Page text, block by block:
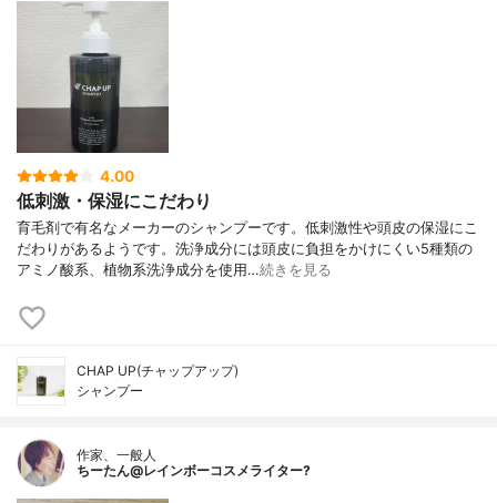
4.00
低刺激・保湿にこだわり
育毛剤で有名なメーカーのシャンプーです。低刺激性や頭皮の保湿にこ
だわりがあるようです。洗浄成分には頭皮に負担をかけにくい5種類の
アミノ酸系、植物系洗浄成分を使用…続きを見る
CHAP UP(チャップアップ)
シャンプー
作家、一般人
ちーたん@レインボーコスメライター?